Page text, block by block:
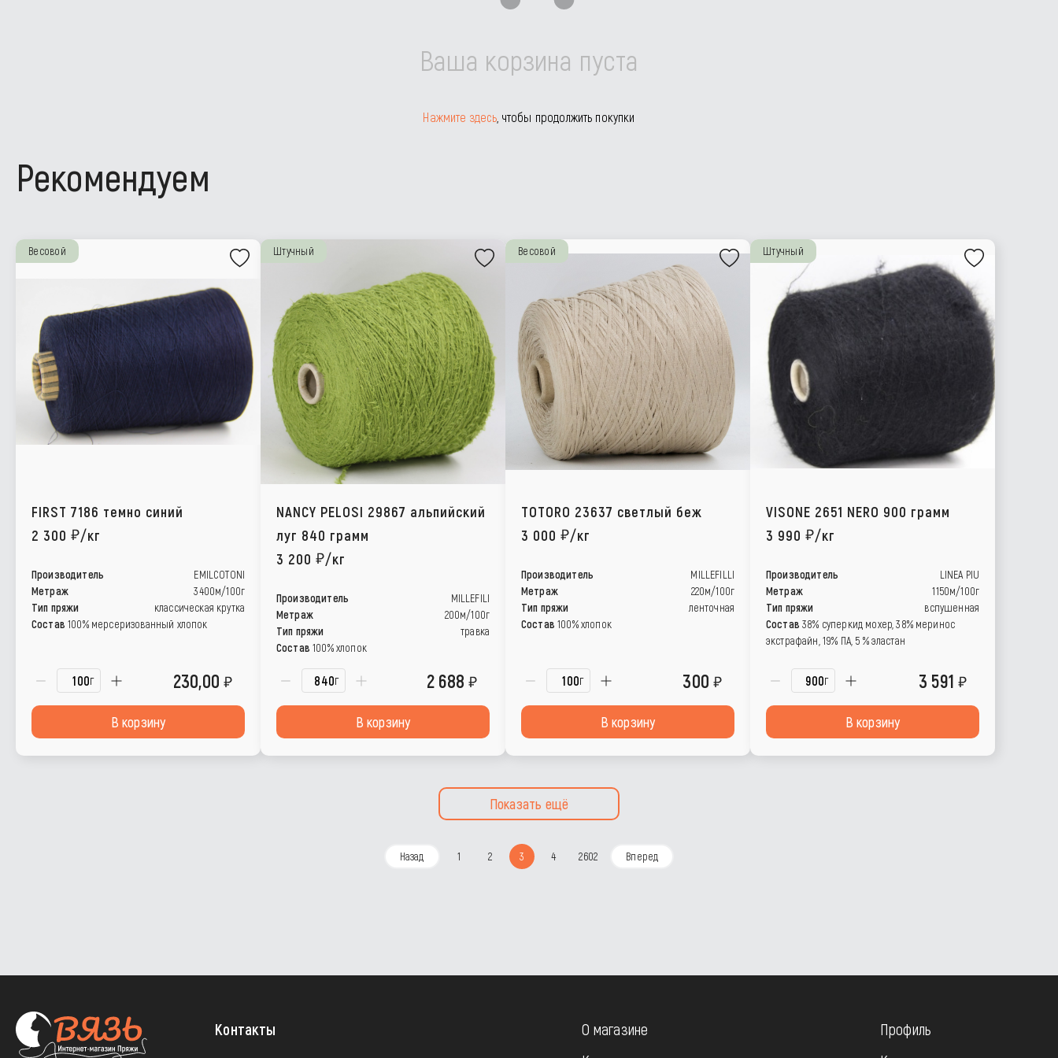
Ваша корзина пуста
Нажмите здесь , чтобы продолжить покупки
Рекомендуем
Весовой
FIRST 7186 темно синий
2 300
/кг
Производитель
EMILCOTONI
Метраж
3400м/100г
Тип пряжи
классическая крутка
Состав 100% мерсеризованный хлопок
г 230,00
В корзину
Штучный
NANCY PELOSI 29867 альпийский
луг 840 грамм
3 200
/кг
Производитель
MILLEFILI
Метраж
200м/100г
Тип пряжи
травка
Состав 100% хлопок
г 2 688
В корзину
Весовой
TOTORO 23637 светлый беж
3 000
/кг
Производитель
MILLEFILLI
Метраж
220м/100г
Тип пряжи
ленточная
Состав 100% хлопок
г 300
В корзину
Штучный
VISONE 2651 NERO 900 грамм
3 990
/кг
Производитель
LINEA PIU
Метраж
1150м/100г
Тип пряжи
вспушенная
Состав 38% суперкид мохер, 38% меринос
экстрафайн, 19% ПА, 5 % эластан
г 3 591
В корзину
Показать ещё
Назад 1 2 3 4 2602 Вперед
Контакты
О магазине
Профиль